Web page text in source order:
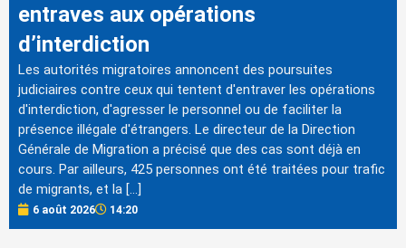
entraves aux opérations
d’interdiction
Les autorités migratoires annoncent des poursuites
judiciaires contre ceux qui tentent d'entraver les opérations
d'interdiction, d'agresser le personnel ou de faciliter la
présence illégale d'étrangers. Le directeur de la Direction
Générale de Migration a précisé que des cas sont déjà en
cours. Par ailleurs, 425 personnes ont été traitées pour trafic
de migrants, et la […]
6 août 2026 14:20